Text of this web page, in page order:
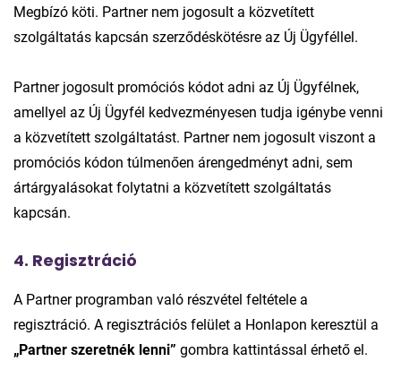
Megbízó köti. Partner nem jogosult a közvetített
szolgáltatás kapcsán szerződéskötésre az Új Ügyféllel.
Partner jogosult promóciós kódot adni az Új Ügyfélnek,
amellyel az Új Ügyfél kedvezményesen tudja igénybe venni
a közvetített szolgáltatást. Partner nem jogosult viszont a
promóciós kódon túlmenően árengedményt adni, sem
ártárgyalásokat folytatni a közvetített szolgáltatás
kapcsán.
4. Regisztráció
A Partner programban való részvétel feltétele a
regisztráció. A regisztrációs felület a Honlapon keresztül a
„Partner szeretnék lenni” gombra kattintással érhető el.